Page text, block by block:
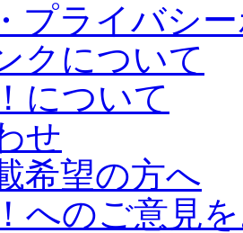
プライバシ
クについて
について
せ
希望の方へ
へのご意見